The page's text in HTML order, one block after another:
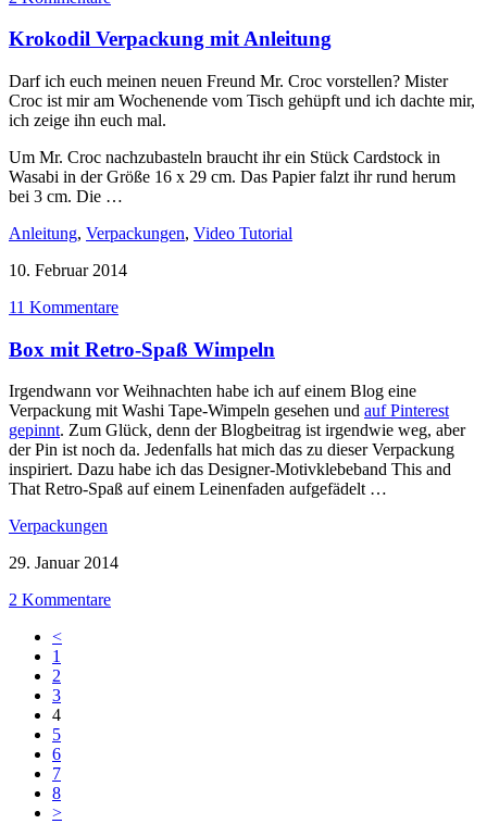
Krokodil Verpackung mit Anleitung
Darf ich euch meinen neuen Freund Mr. Croc vorstellen? Mister
Croc ist mir am Wochenende vom Tisch gehüpft und ich dachte mir,
ich zeige ihn euch mal.
Um Mr. Croc nachzubasteln braucht ihr ein Stück Cardstock in
Wasabi in der Größe 16 x 29 cm. Das Papier falzt ihr rund herum
bei 3 cm. Die …
Anleitung, Verpackungen, Video Tutorial
10. Februar 2014
11 Kommentare
Box mit Retro-Spaß Wimpeln
Irgendwann vor Weihnachten habe ich auf einem Blog eine
Verpackung mit Washi Tape-Wimpeln gesehen und auf Pinterest
gepinnt. Zum Glück, denn der Blogbeitrag ist irgendwie weg, aber
der Pin ist noch da. Jedenfalls hat mich das zu dieser Verpackung
inspiriert. Dazu habe ich das Designer-Motivklebeband This and
That Retro-Spaß auf einem Leinenfaden aufgefädelt …
Verpackungen
29. Januar 2014
2 Kommentare
<
1
2
3
4
5
6
7
8
>